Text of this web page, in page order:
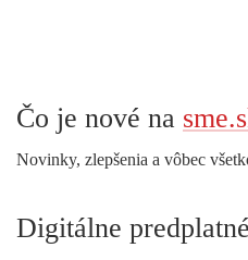
Čo je nové na
Novinky, zlepšenia a vôbec
Digitálne